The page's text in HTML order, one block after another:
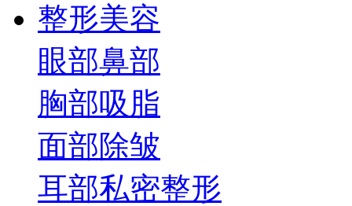
整形美容
眼部鼻部
胸部吸脂
面部除皱
耳部私密整形